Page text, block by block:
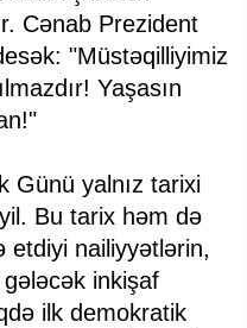
Cənab Prezident
"Müstəqilliyimiz
Yaşasın
Günü yalnız tarixi
Bu tarix həm də
etdiyi nailiyyətlərin,
inkişaf
ilk demokratik